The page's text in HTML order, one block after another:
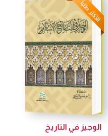
الوجيز في التاريخ